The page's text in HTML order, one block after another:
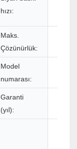
hızı:
Maks.
Çözünürlük:
Model
numarası:
Garanti
(yıl):